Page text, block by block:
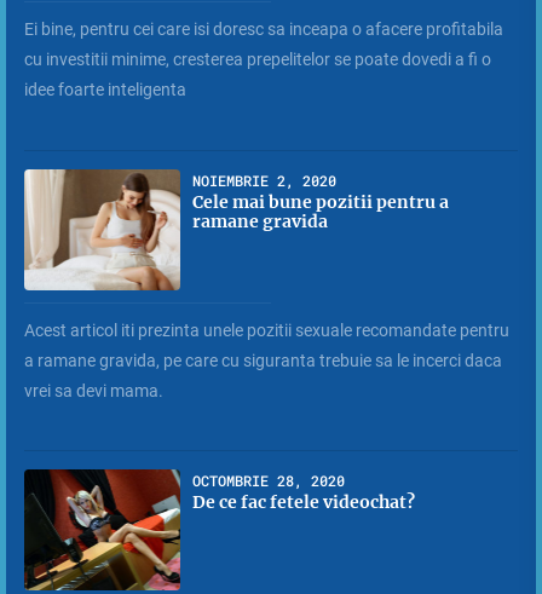
Ei bine, pentru cei care isi doresc sa inceapa o afacere profitabila
cu investitii minime, cresterea prepelitelor se poate dovedi a fi o
idee foarte inteligenta
NOIEMBRIE 2, 2020
Cele mai bune pozitii pentru a
ramane gravida
Acest articol iti prezinta unele pozitii sexuale recomandate pentru
a ramane gravida, pe care cu siguranta trebuie sa le incerci daca
vrei sa devi mama.
OCTOMBRIE 28, 2020
De ce fac fetele videochat?